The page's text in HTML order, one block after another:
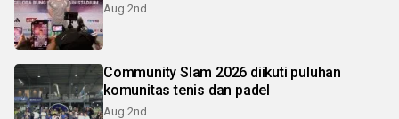
Aug 2nd
Community Slam 2026 diikuti puluhan
komunitas tenis dan padel
Aug 2nd